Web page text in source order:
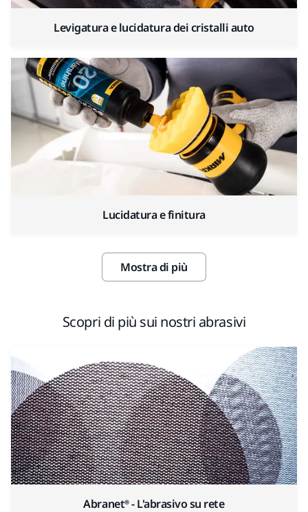
Levigatura e lucidatura dei cristalli auto
Lucidatura e finitura
Mostra di più
Scopri di più sui nostri abrasivi
Abranet® - L'abrasivo su rete